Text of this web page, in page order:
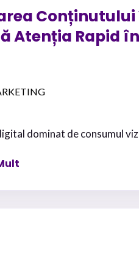
Conținutului
Atenția Rapid
dominat de consumul